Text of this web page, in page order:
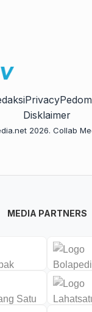
Privacy
Disklaimer
2026. Collab
MEDIA PARTNERS